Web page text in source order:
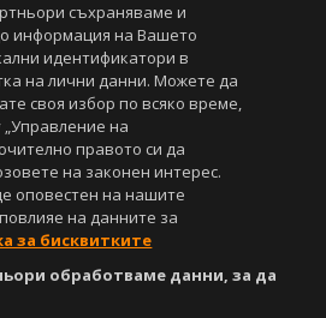
съхраняваме и
информация на Вашето
идентификатори в
на лични данни. Можете да
своя избор по всяко време,
на
правото си да
на законен интерес.
оповестен на нашите
на данните за
за бисквитките
обработваме данни, за да